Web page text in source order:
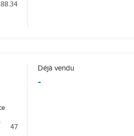
88.34
47
Déjà vendu
-